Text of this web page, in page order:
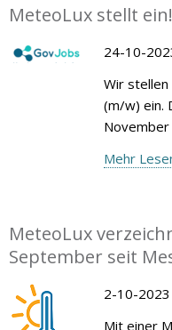
MeteoLux stellt ein!
24-10-
Wir
(m/w) ein.
November
Mehr
MeteoLux
September seit
2-10-2023
Mit einer